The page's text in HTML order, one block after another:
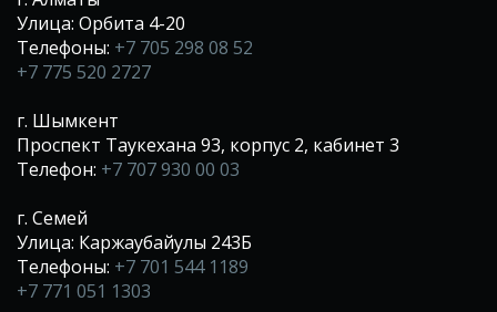
Улица: Орбита 4-20
Телефоны: +7 705 298 08 52
+7 775 520 2727
г. Шымкент
Проспект Таукехана 93, корпус 2, кабинет 3
Телефон: +7 707 930 00 03
г. Семей
Улица: Каржаубайулы 243Б
Телефоны: +7 701 544 1189
+7 771 051 1303